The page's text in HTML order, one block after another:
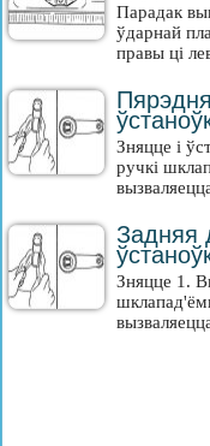
Парадак
ўдарнай
правы ці
Зняцце і
ручкі
Задняя
Зняцце 1.